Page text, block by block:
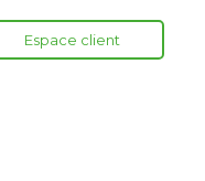
Espace client